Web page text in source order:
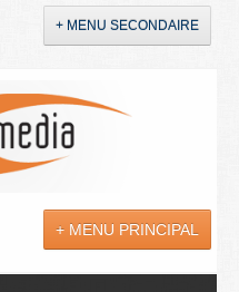
+ MENU SECONDAIRE
+ MENU PRINCIPAL